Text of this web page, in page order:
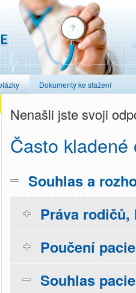
Dokumenty ke stažení
Nenašli jste svoji
Často kladené
Souhlas a
Práva
Poučení
Souhlas